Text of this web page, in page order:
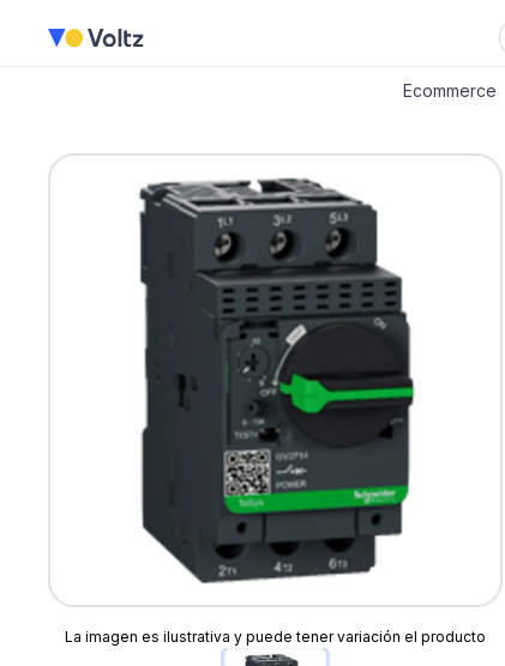
Ecommerce
La imagen es ilustrativa y puede tener variación el producto